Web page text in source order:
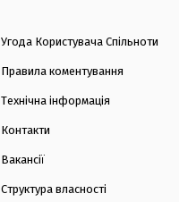
Угода Користувача Спільноти
Правила коментування
Технічна інформація
Контакти
Вакансії
Структура власності